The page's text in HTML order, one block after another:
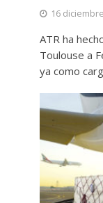
16
ATR ha
Toulouse a
ya como